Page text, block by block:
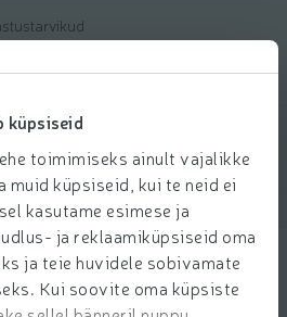
küpsiseid
toimimiseks ainult vajalikke
muid küpsiseid, kui te neid ei
kasutame esimese ja
ja reklaamiküpsiseid oma
ja teie huvidele sobivamate
Kui soovite oma küpsiste
tooteid
Näita tooteid 40
biolagunevad Paclan 12l 15tk